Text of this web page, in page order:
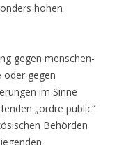
hohen
gegen menschen-
oder gegen
im Sinne
„ordre public“
Behörden